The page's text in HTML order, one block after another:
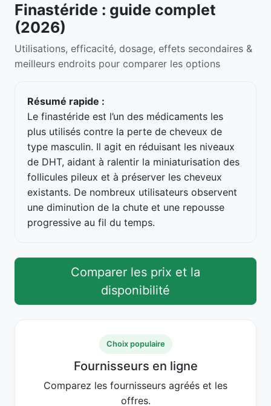
Finastéride : guide complet
(2026)
Utilisations, efficacité, dosage, effets secondaires &
meilleurs endroits pour comparer les options
Résumé rapide :
Le finastéride est l’un des médicaments les
plus utilisés contre la perte de cheveux de
type masculin. Il agit en réduisant les niveaux
de DHT, aidant à ralentir la miniaturisation des
follicules pileux et à préserver les cheveux
existants. De nombreux utilisateurs observent
une diminution de la chute et une repousse
progressive au fil du temps.
Comparer les prix et la
disponibilité
Choix populaire
Fournisseurs en ligne
Comparez les fournisseurs agréés et les
offres.